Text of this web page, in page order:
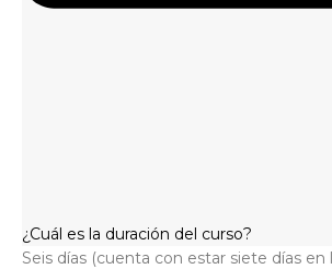
¿Cuál es la duración del curso?
Seis días (cuenta con estar siete días en